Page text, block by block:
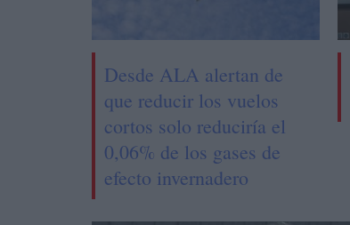
Desde ALA alertan de
que reducir los vuelos
cortos solo reduciría el
0,06% de los gases de
efecto invernadero